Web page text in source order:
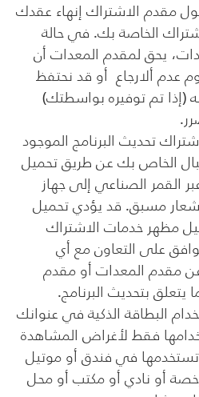
مقدم الاشتراك إنهاء عقدك
الخاصة بك. في حالة
يحق لمقدم المعدات أن
ألارجاع أو قد نحتفظ
(إذا تم توفيره بواسطتك)
تحديث البرنامج الموجود
الخاص بك عن طريق تحميل
القمر الصناعي إلى جهاز
مسبق. قد يؤدي تحميل
مظهر خدمات الاشتراك
على التعاون مع أي
مقدم المعدات أو مقدم
بتحديث البرنامج.
البطاقة الذكية في عنوانك
فقط لأغراض المشاهدة
تستخدمها في فندق أو موتيل
أو نادي أو مكتب أو محل